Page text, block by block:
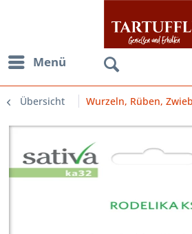
Menü
Übersicht Wurzeln, Rüben,